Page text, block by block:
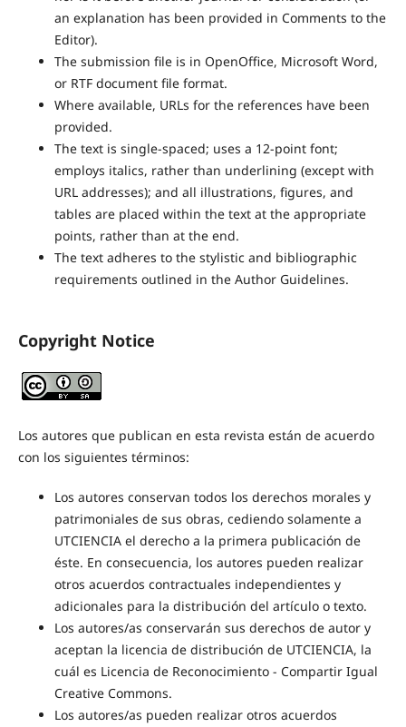
an explanation has been provided in Comments to the
Editor).
The submission file is in OpenOffice, Microsoft Word,
or RTF document file format.
Where available, URLs for the references have been
provided.
The text is single-spaced; uses a 12-point font;
employs italics, rather than underlining (except with
URL addresses); and all illustrations, figures, and
tables are placed within the text at the appropriate
points, rather than at the end.
The text adheres to the stylistic and bibliographic
requirements outlined in the Author Guidelines.
Copyright Notice
Los autores que publican en esta revista están de acuerdo
con los siguientes términos:
Los autores conservan todos los derechos morales y
patrimoniales de sus obras, cediendo solamente a
UTCIENCIA el derecho a la primera publicación de
éste. En consecuencia, los autores pueden realizar
otros acuerdos contractuales independientes y
adicionales para la distribución del artículo o texto.
Los autores/as conservarán sus derechos de autor y
aceptan la licencia de distribución de UTCIENCIA, la
cuál es Licencia de Reconocimiento - Compartir Igual
Creative Commons.
Los autores/as pueden realizar otros acuerdos